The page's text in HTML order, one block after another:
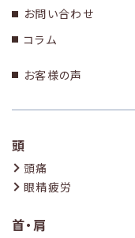
お問い合わせ
コラム
お客様の声
頭
頭痛
眼精疲労
首・肩